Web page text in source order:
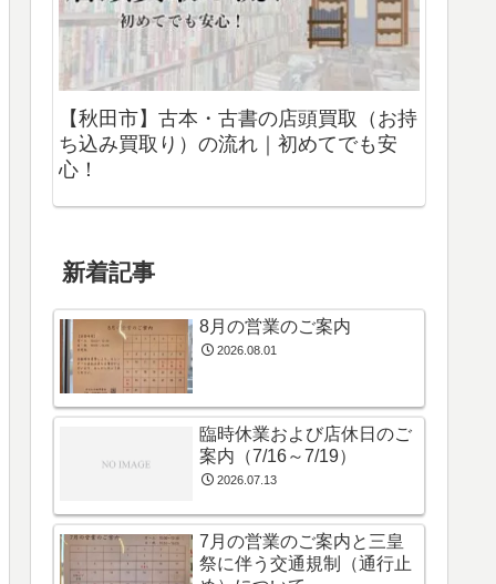
【秋田市】古本・古書の店頭買取（お持
ち込み買取り）の流れ｜初めてでも安
心！
新着記事
8月の営業のご案内
2026.08.01
臨時休業および店休日のご
案内（7/16～7/19）
2026.07.13
7月の営業のご案内と三皇
祭に伴う交通規制（通行止